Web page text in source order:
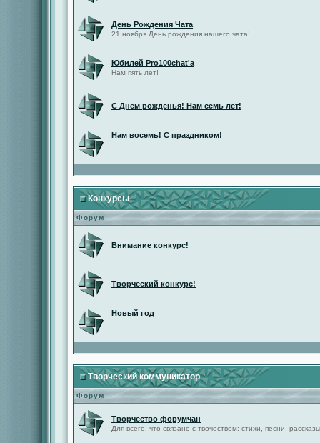
День Рождения Чата
21 ноября День рождения нашего чата!
Юбилей Pro100chat'а
Нам пять лет!
С Днем рожденья! Нам семь лет!
Нам восемь! С праздником!
Конкурсы
Форум
Внимание конкурс!
Творческий конкурс!
Новый год
Творческий коммуникатор
Форум
Творчество форумчан
Для всего, что связано с твочеством: стихи, песни,